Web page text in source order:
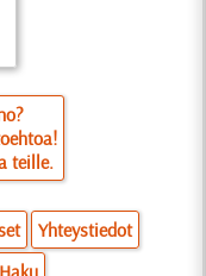
teille.
Yhteystiedot
Haku